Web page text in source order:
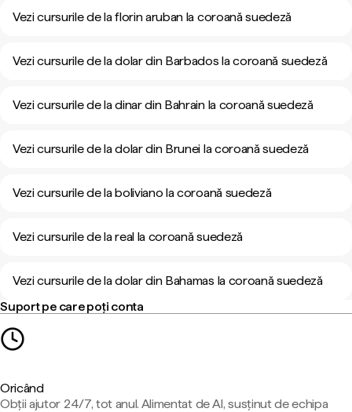
Vezi cursurile de la florin aruban la coroană suedeză
Vezi cursurile de la dolar din Barbados la coroană suedeză
Vezi cursurile de la dinar din Bahrain la coroană suedeză
Vezi cursurile de la dolar din Brunei la coroană suedeză
Vezi cursurile de la boliviano la coroană suedeză
Vezi cursurile de la real la coroană suedeză
Vezi cursurile de la dolar din Bahamas la coroană suedeză
Suport pe care poți conta
Oricând
Obții ajutor 24/7, tot anul. Alimentat de AI, susținut de echipa